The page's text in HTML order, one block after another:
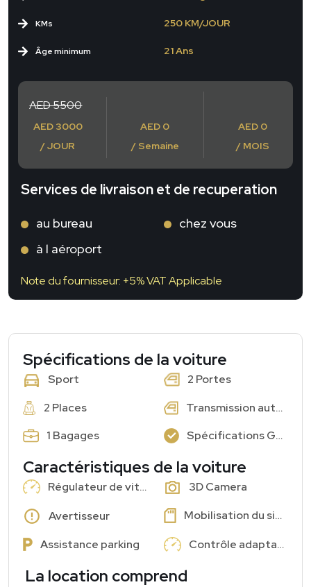
KMs
Âge minimum
250 KM/JOUR
21 Ans
AED 5500
AED 3000
/ JOUR
AED 0
/ Semaine
AED 0
/ MOIS
Services de livraison et de recuperation
au bureau
chez vous
à l aéroport
Note du fournisseur: +5% VAT Applicable
Spécifications de la voiture
Sport
2 Portes
2 Places
Transmission automatique
1 Bagages
Spécifications GCC : Oui
Caractéristiques de la voiture
Régulateur de vitesse
3D Camera
Avertisseur
Mobilisation du siège devant
Assistance parking
Contrôle adaptatif
La location comprend